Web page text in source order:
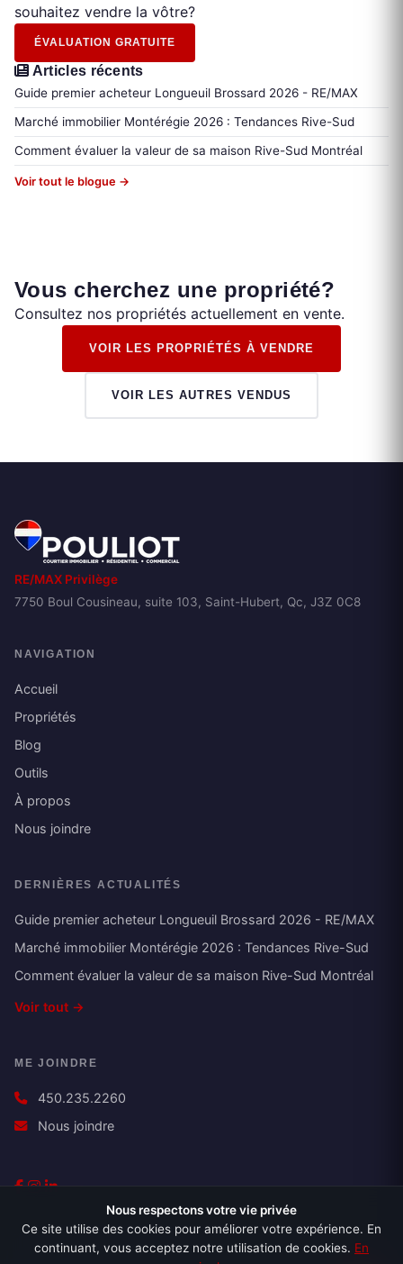
souhaitez vendre la vôtre?
ÉVALUATION GRATUITE
Articles récents
Guide premier acheteur Longueuil Brossard 2026 - RE/MAX
Marché immobilier Montérégie 2026 : Tendances Rive-Sud
Comment évaluer la valeur de sa maison Rive-Sud Montréal
Voir tout le blogue →
Vous cherchez une propriété?
Consultez nos propriétés actuellement en vente.
VOIR LES PROPRIÉTÉS À VENDRE
VOIR LES AUTRES VENDUS
RE/MAX Privilège
7750 Boul Cousineau, suite 103, Saint-Hubert, Qc, J3Z 0C8
NAVIGATION
Accueil
Propriétés
Blog
Outils
À propos
Nous joindre
DERNIÈRES ACTUALITÉS
Guide premier acheteur Longueuil Brossard 2026 - RE/MAX
Marché immobilier Montérégie 2026 : Tendances Rive-Sud
Comment évaluer la valeur de sa maison Rive-Sud Montréal
Voir tout →
ME JOINDRE
450.235.2260
Nous joindre
Nous respectons votre vie privée
Ce site utilise des cookies pour améliorer votre expérience. En
continuant, vous acceptez notre utilisation de cookies. En